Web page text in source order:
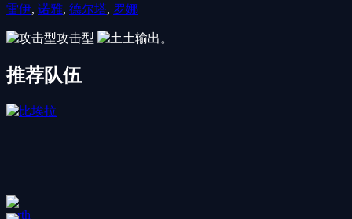
雷伊, 诺雅, 德尔塔, 罗娜
攻击型 土输出。
推荐队伍